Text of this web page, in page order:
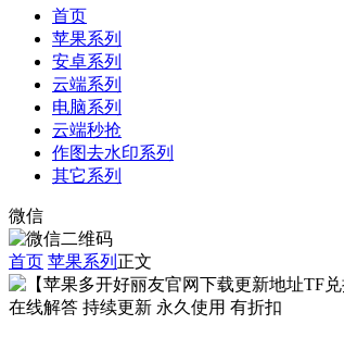
首页
苹果系列
安卓系列
云端系列
电脑系列
云端秒抢
作图去水印系列
其它系列
微信
首页 苹果系列 正文
在线解答 持续更新 永久使用 有折扣